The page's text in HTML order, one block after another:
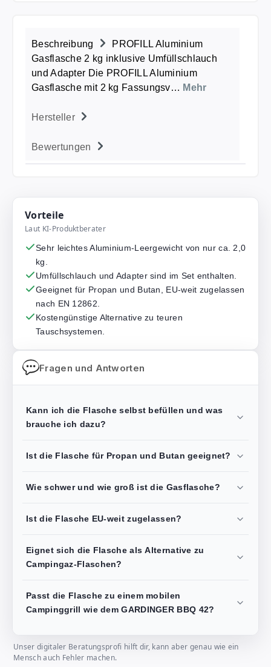
Beschreibung
PROFILL Aluminium
Gasflasche 2 kg inklusive Umfüllschlauch
und Adapter Die PROFILL Aluminium
Gasflasche mit 2 kg Fassungsv… Mehr
Hersteller
Bewertungen
Vorteile
Laut KI-Produktberater
Sehr leichtes Aluminium-Leergewicht von nur ca. 2,0
kg.
Umfüllschlauch und Adapter sind im Set enthalten.
Geeignet für Propan und Butan, EU-weit zugelassen
nach EN 12862.
Kostengünstige Alternative zu teuren
Tauschsystemen.
Fragen und Antworten
Kann ich die Flasche selbst befüllen und was
brauche ich dazu?
Ist die Flasche für Propan und Butan geeignet?
Wie schwer und wie groß ist die Gasflasche?
Ist die Flasche EU-weit zugelassen?
Eignet sich die Flasche als Alternative zu
Campingaz-Flaschen?
Passt die Flasche zu einem mobilen
Campinggrill wie dem GARDINGER BBQ 42?
Unser digitaler Beratungsprofi hilft dir, kann aber genau wie ein
Mensch auch Fehler machen.